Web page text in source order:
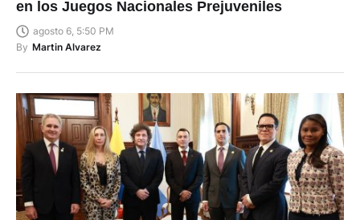
en los Juegos Nacionales Prejuveniles
agosto 6, 5:50 PM
By Martin Alvarez